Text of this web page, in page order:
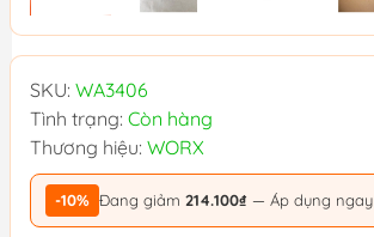
SKU: WA3406
Tình trạng: Còn hàng
Thương hiệu: WORX
-10% Đang giảm 214.100₫ — Áp dụng ngay